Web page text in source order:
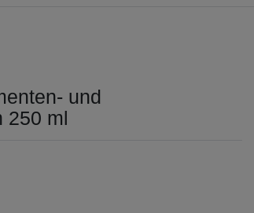
und
250 ml